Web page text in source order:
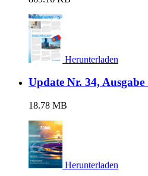
Herunterladen
Update Nr. 34, Ausgabe
18.78 MB
Herunterladen